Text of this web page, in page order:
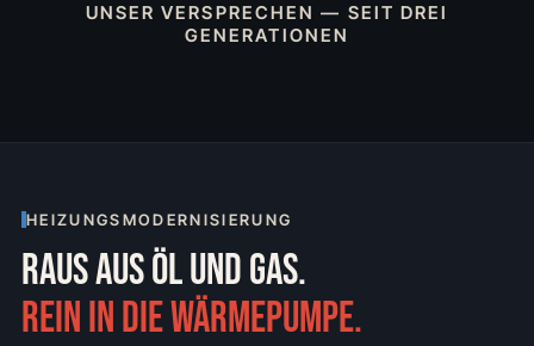
UNSER VERSPRECHEN — SEIT DREI
GENERATIONEN
HEIZUNGSMODERNISIERUNG
RAUS AUS ÖL UND GAS.
REIN IN DIE WÄRMEPUMPE.